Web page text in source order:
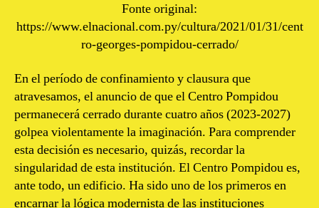
Fonte original:
https://www.elnacional.com.py/cultura/2021/01/31/cent
ro-georges-pompidou-cerrado/
En el período de confinamiento y clausura que
atravesamos, el anuncio de que el Centro Pompidou
permanecerá cerrado durante cuatro años (2023-2027)
golpea violentamente la imaginación. Para comprender
esta decisión es necesario, quizás, recordar la
singularidad de esta institución. El Centro Pompidou es,
ante todo, un edificio. Ha sido uno de los primeros en
encarnar la lógica modernista de las instituciones